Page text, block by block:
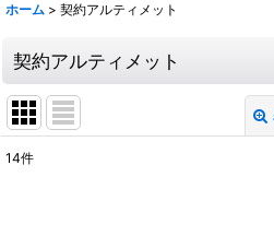
ホーム > 契約アルティメット
契約アルティメット
14件